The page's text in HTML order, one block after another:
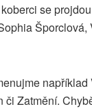
se
Zatmění.